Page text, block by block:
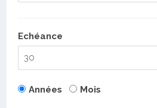
Echéance
Années Mois